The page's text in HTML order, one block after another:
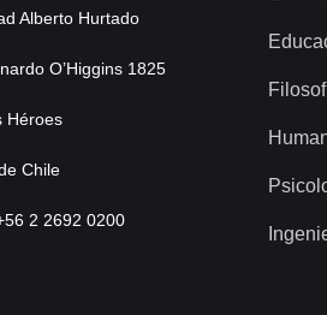
Alberto Hurtado
O’Higgins 1825
Héroes
Chile
2 2692 0200